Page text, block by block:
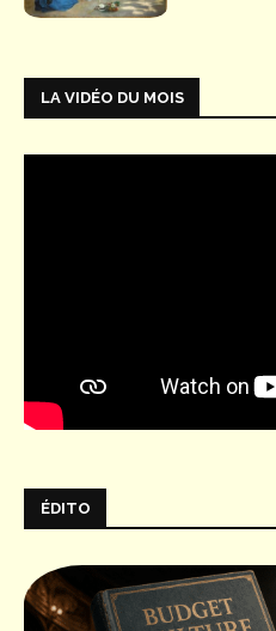
LA VIDÉO DU MOIS
ÉDITO